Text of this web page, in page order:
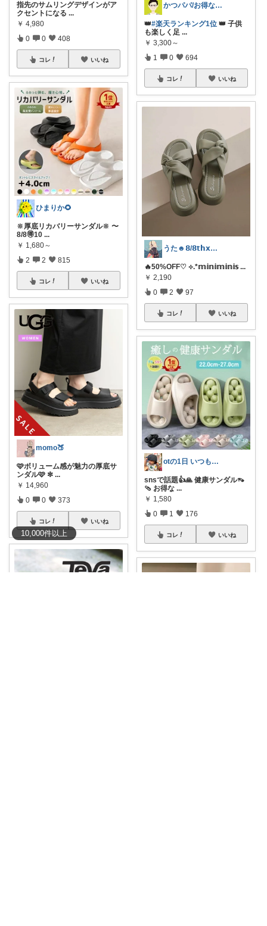
10,000件以上
指先のサムリングデザインがア
クセントになる ...
￥ 4,980
0 0 408
コレ いいね
ひまりか🌻
🔆厚底リカバリーサンダル🔆 〜
8/8🉐10 ...
￥ 1,680～
2 2 815
コレ いいね
momo🍑
🩷ボリューム感が魅力の厚底サ
ンダル🩷 ✼ ...
￥ 14,960
0 0 373
コレ いいね
かつパパ/お得な子供服、育児商品の紹介✨
👑#楽天ランキング1位 👑 子供
も楽しく足 ...
￥ 3,300～
1 0 694
コレ いいね
うた☻𝟴/𝟴𝘁𝗵𝘅ᜊ⍤⃝ᜊ
🔥50%OFF♡ ⟡.*𝕞𝕚𝕟𝕚𝕞𝕚𝕟𝕚𝕤 ...
￥ 2,190
0 2 97
コレ いいね
otの1日 いつもありがとう⭐︎
snsで話題👍🙏 健康サンダル👡
🩴 お得な ...
￥ 1,580
0 1 176
コレ いいね